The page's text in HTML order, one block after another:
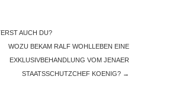
AUCH DU?
WOZU BEKAM RALF WOHLLEBEN EINE
EXKLUSIVBEHANDLUNG VOM JENAER
STAATSSCHUTZCHEF KOENIG? →